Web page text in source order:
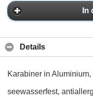
In
Details
Karabiner in
seewasserfest,